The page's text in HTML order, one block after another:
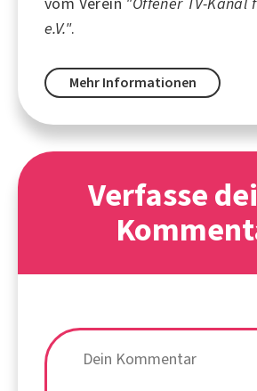
e.V.".
Mehr Informationen
Verfasse